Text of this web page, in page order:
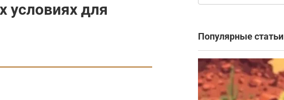
условиях для
Популярные статьи